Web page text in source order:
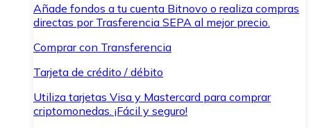
Añade fondos a tu cuenta Bitnovo o realiza compras
directas por Trasferencia SEPA al mejor precio.
Comprar con Transferencia
Tarjeta de crédito / débito
Utiliza tarjetas Visa y Mastercard para comprar
criptomonedas. ¡Fácil y seguro!